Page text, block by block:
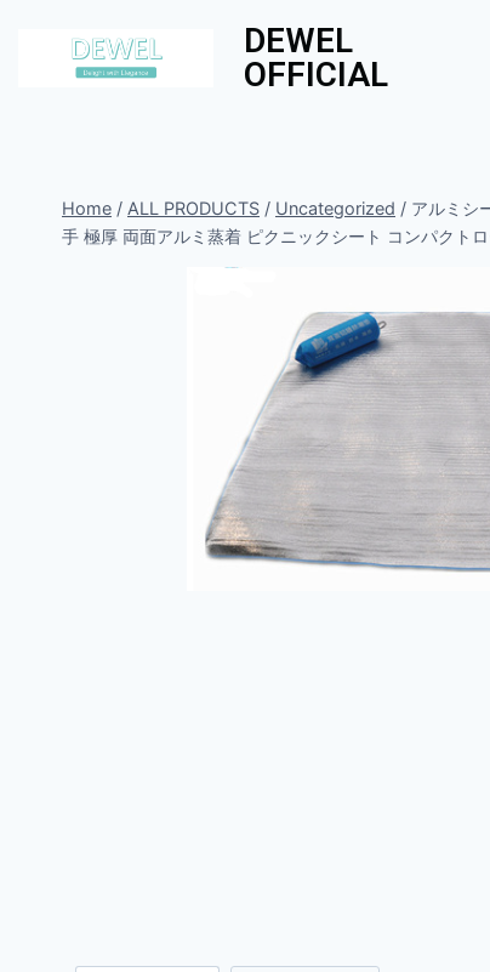
DEWEL
OFFICIAL
Home / ALL PRODUCTS / Uncategorized / アルミシ
手 極厚 両面アルミ蒸着 ピクニックシート コンパクト